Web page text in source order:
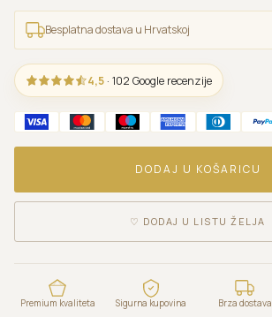
Besplatna dostava u Hrvatskoj
4,5 · 102 Google recenzije
DODAJ U KOŠARICU
♡ DODAJ U LISTU ŽELJA
Premium kvaliteta Sigurna kupovina Brza dostava